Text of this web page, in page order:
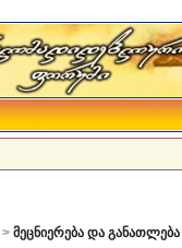
>მეცნიერება და განათლება